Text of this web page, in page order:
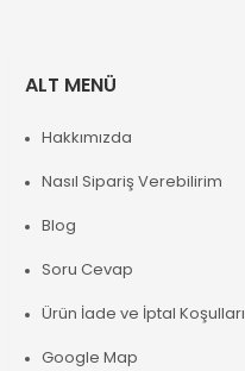
ALT MENÜ
Hakkımızda
Nasıl Sipariş Verebilirim
Blog
Soru Cevap
Ürün İade ve İptal Koşulları
Google Map